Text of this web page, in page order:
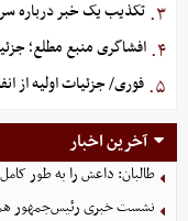
۳. تکذیب یک خبر درباره
۴. افشاگری منبع مطلع؛
۵. فوری/ جزئیات اولیه از
آخرین اخبار
طالبان: داعش را به طور
نشست خبری رئیس‌جمهور